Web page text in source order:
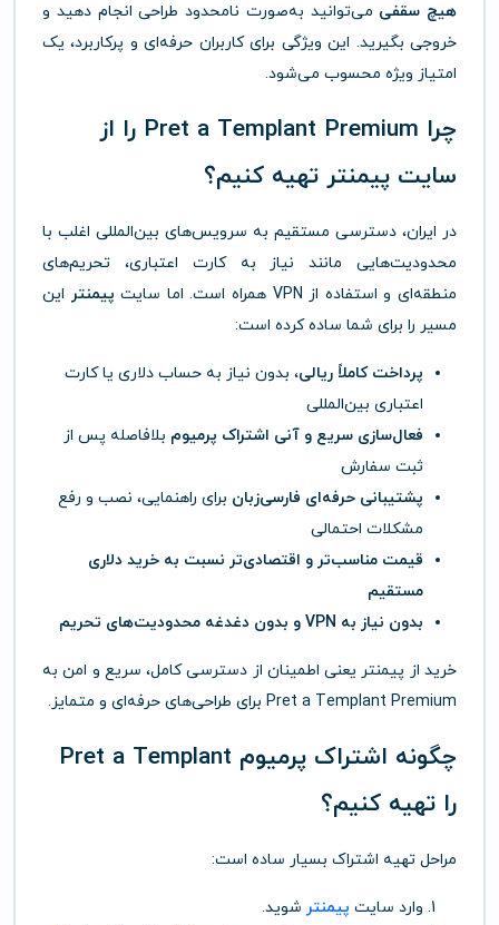
هیچ سقفی می‌توانید به‌صورت نامحدود طراحی انجام دهید و
خروجی بگیرید. این ویژگی برای کاربران حرفه‌ای و پرکاربرد، یک
امتیاز ویژه محسوب می‌شود.
چرا Pret a Templant Premium را از
سایت پیمنتر تهیه کنیم؟
در ایران، دسترسی مستقیم به سرویس‌های بین‌المللی اغلب با
محدودیت‌هایی مانند نیاز به کارت اعتباری، تحریم‌های
منطقه‌ای و استفاده از VPN همراه است. اما سایت
پیمنتر این
مسیر را برای شما ساده کرده است:
پرداخت کاملاً ریالی، بدون نیاز به حساب دلاری یا کارت
اعتباری بین‌المللی
فعال‌سازی سریع و آنی اشتراک پرمیوم بلافاصله پس از
ثبت سفارش
پشتیبانی حرفه‌ای فارسی‌زبان برای راهنمایی، نصب و رفع
مشکلات احتمالی
قیمت مناسب‌تر و اقتصادی‌تر نسبت به خرید دلاری
مستقیم
بدون نیاز به VPN و بدون دغدغه محدودیت‌های تحریم
خرید از پیمنتر یعنی اطمینان از دسترسی کامل، سریع و امن به
Pret a Templant Premium برای طراحی‌های حرفه‌ای و متمایز.
چگونه اشتراک پرمیوم Pret a Templant
را تهیه کنیم؟
مراحل تهیه اشتراک بسیار ساده است:
وارد سایت پیمنتر شوید.